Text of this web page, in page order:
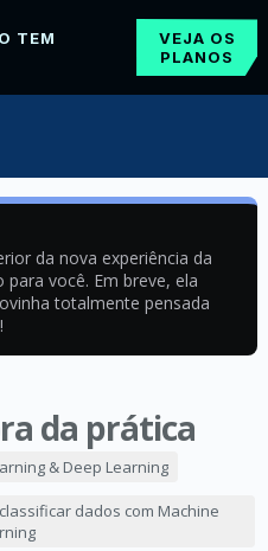
TEM
VEJA OS
PLANOS
da nova experiência da
você. Em breve, ela
totalmente pensada
da prática
& Deep Learning
dados com Machine